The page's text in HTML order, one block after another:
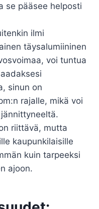
se pääsee helposti
ilmi
täysalumiininen
voi tuntua
sinun on
rajalle, mikä voi
riittävä, mutta
kaupunkilaisille
kuin tarpeeksi
ajoon.